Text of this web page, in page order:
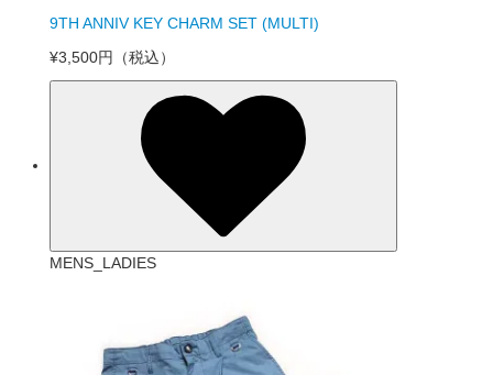
9TH ANNIV KEY CHARM SET (MULTI)
¥3,500円
（税込）
MENS_LADIES